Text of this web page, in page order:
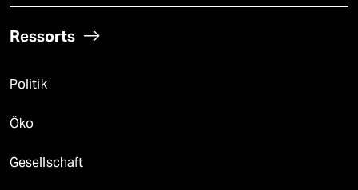
Ressorts
Politik
Öko
Gesellschaft